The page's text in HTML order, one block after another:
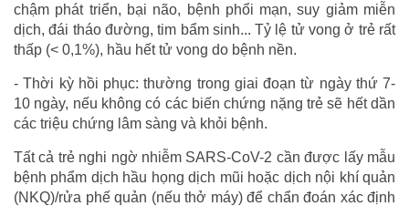
chậm phát triển, bại não, bệnh phổi mạn, suy giảm miễn
dịch, đái tháo đường, tim bẩm sinh... Tỷ lệ tử vong ở trẻ rất
thấp (< 0,1%), hầu hết tử vong do bệnh nền.
- Thời kỳ hồi phục: thường trong giai đoạn từ ngày thứ 7-
10 ngày, nếu không có các biến chứng nặng trẻ sẽ hết dần
các triệu chứng lâm sàng và khỏi bệnh.
Tất cả trẻ nghi ngờ nhiễm SARS-CoV-2 cần được lấy mẫu
bệnh phẩm dịch hầu họng dịch mũi hoặc dịch nội khí quản
(NKQ)/rửa phế quản (nếu thở máy) để chẩn đoán xác định